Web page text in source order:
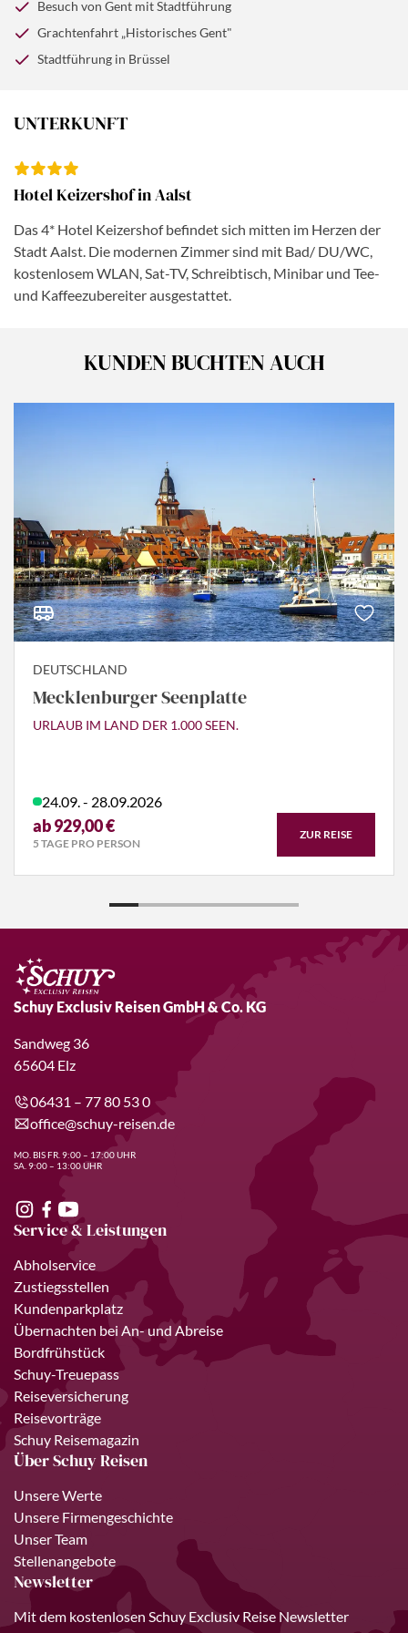
unsere Führung zu Fuß, danach können Sie an einer
Grachtenrundfahrt teilnehmen(buchbar gegen Aufpreis
€ 15,- p.P., bitte direkt bei der Anmeldung mitbuchen)
Sie eine Grachtenfahrt. Im Anschluss haben Sie noch
Freizeit in der hübschen Stadt. Gegen Abend kehren wir
zurück in unser Hotel.
sowie das Atomium. Mit vielen neuen Eindrücken treten
Besuch von Gent mit Stadtführung
Grachtenfahrt „Historisches Gent"
Stadtführung in Brüssel
UNTERKUNFT
Hotel Keizershof in Aalst
Das 4* Hotel Keizershof befindet sich mitten im Herzen der
Stadt Aalst. Die modernen Zimmer sind mit Bad/ DU/WC,
kostenlosem WLAN, Sat-TV, Schreibtisch, Minibar und Tee-
und Kaffeezubereiter ausgestattet.
KUNDEN BUCHTEN AUCH
DEUTSCHLAND
Mecklenburger Seenplatte
URLAUB IM LAND DER 1.000 SEEN.
24.09. - 28.09.2026
ab 929,00 €
5 TAGE PRO PERSON
ZUR REISE
Schuy Exclusiv Reisen GmbH & Co. KG
Sandweg 36
65604 Elz
06431 – 77 80 53 0
office@schuy-reisen.de
MO. BIS FR. 9:00 – 17:00 UHR
SA. 9:00 – 13:00 UHR
Service & Leistungen
Abholservice
Zustiegsstellen
Kundenparkplatz
Übernachten bei An- und Abreise
Bordfrühstück
Schuy-Treuepass
Reiseversicherung
Reisevorträge
Schuy Reisemagazin
Über Schuy Reisen
Unsere Werte
Unsere Firmengeschichte
Unser Team
Stellenangebote
Newsletter
Mit dem kostenlosen Schuy Exclusiv Reise Newsletter